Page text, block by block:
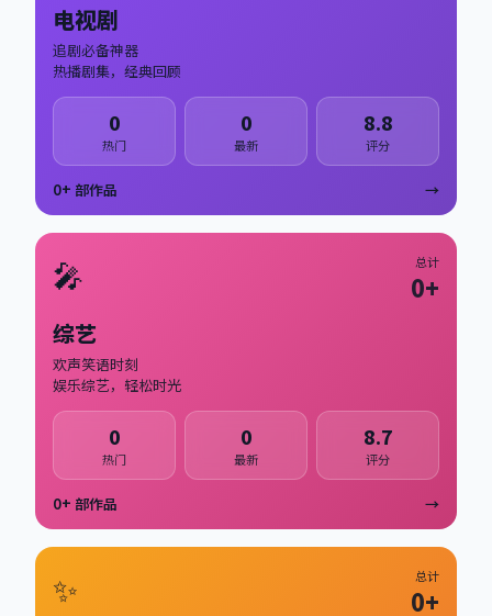
电视剧
追剧必备神器
热播剧集，经典回顾
0
热门
0
最新
8.8
评分
0+ 部作品 →
🎤 总计
0+
综艺
欢声笑语时刻
娱乐综艺，轻松时光
0
热门
0
最新
8.7
评分
0+ 部作品 →
✨ 总计
0+